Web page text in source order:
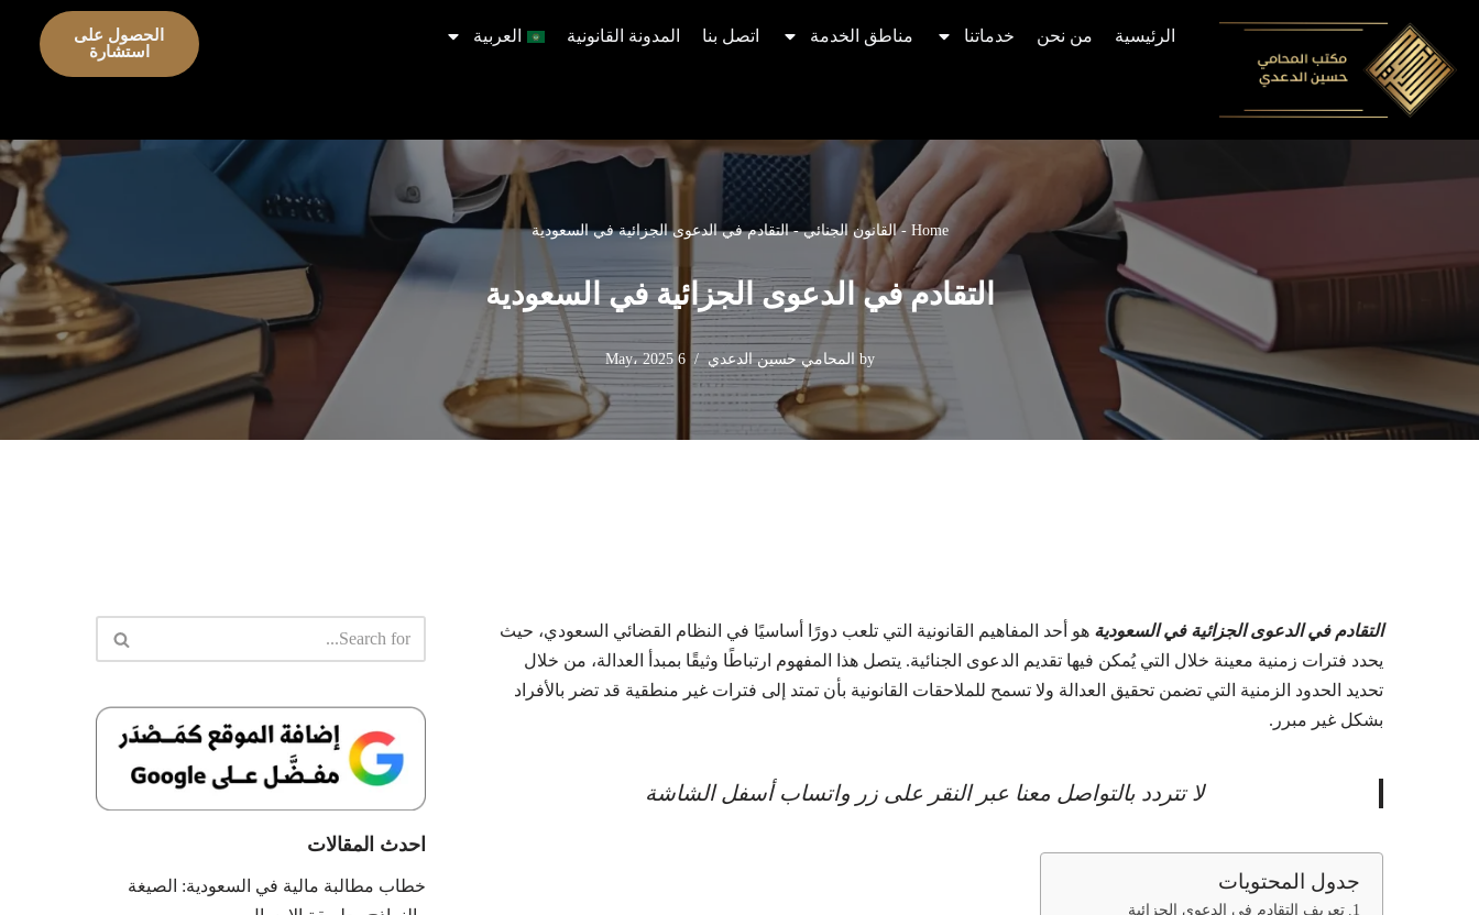
Skip
content
الرئيسية من نحن خدماتنا مناطق الخدمة اتصل بنا المدونة القانونية العربية
الحصول على
استشارة
Home
-القانون الجنائي​-التقادم في الدعوى الجزائية في السعودية
التقادم في الدعوى الجزائية في السعودية
by المحامي حسين الدعدي 6 May، 2025
التقادم في الدعوى الجزائية في السعودية هو أحد المفاهيم القانونية التي تلعب دورًا أساسيًا في النظام القضائي السعودي، حيث
يحدد فترات زمنية معينة خلال التي يُمكن فيها تقديم الدعوى الجنائية. يتصل هذا المفهوم ارتباطًا وثيقًا بمبدأ العدالة، من خلال
تحديد الحدود الزمنية التي تضمن تحقيق العدالة ولا تسمح للملاحقات القانونية بأن تمتد إلى فترات غير منطقية قد تضر بالأفراد
بشكل غير مبرر.
لا تتردد بالتواصل معنا عبر النقر على زر واتساب أسفل الشاشة
جدول المحتويات
تعريف التقادم في الدعوى الجزائية
احدث المقالات
خطاب مطالبة مالية في السعودية: الصيغة